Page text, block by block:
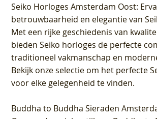
Seiko Horloges Amsterdam Oost:
betrouwbaarheid en elegantie van
Met een rijke geschiedenis van
bieden Seiko horloges de perfecte
traditioneel vakmanschap en
Bekijk onze selectie om het perfecte
voor elke gelegenheid te vinden.
Buddha to Buddha Sieraden